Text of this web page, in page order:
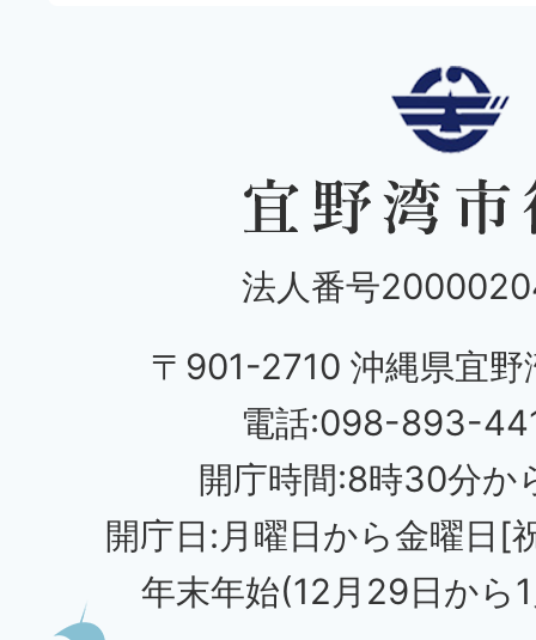
法人番号
〒901-2710 沖縄県宜野
電話:098-893-
開庁時間:8時30分か
開庁日:月曜日から金曜日[
年末年始(12月29日から